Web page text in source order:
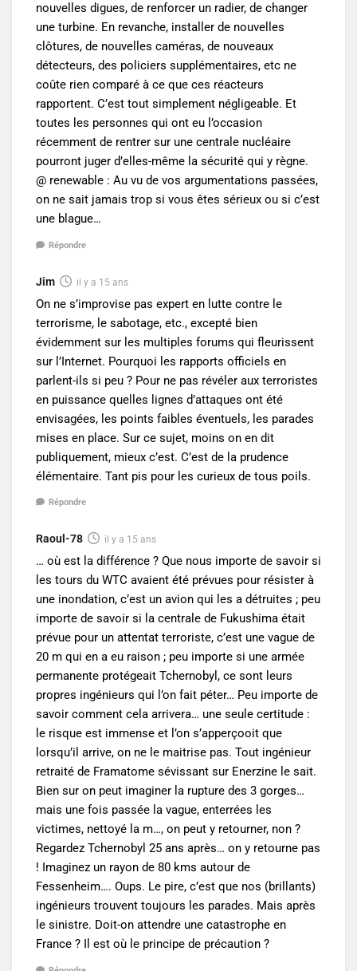
nouvelles digues, de renforcer un radier, de changer
une turbine. En revanche, installer de nouvelles
clôtures, de nouvelles caméras, de nouveaux
détecteurs, des policiers supplémentaires, etc ne
coûte rien comparé à ce que ces réacteurs
rapportent. C’est tout simplement négligeable. Et
toutes les personnes qui ont eu l’occasion
récemment de rentrer sur une centrale nucléaire
pourront juger d’elles-même la sécurité qui y règne.
@ renewable : Au vu de vos argumentations passées,
on ne sait jamais trop si vous êtes sérieux ou si c’est
une blague…
Répondre
Jim il y a 15 ans
On ne s’improvise pas expert en lutte contre le
terrorisme, le sabotage, etc., excepté bien
évidemment sur les multiples forums qui fleurissent
sur l’Internet. Pourquoi les rapports officiels en
parlent-ils si peu ? Pour ne pas révéler aux terroristes
en puissance quelles lignes d’attaques ont été
envisagées, les points faibles éventuels, les parades
mises en place. Sur ce sujet, moins on en dit
publiquement, mieux c’est. C’est de la prudence
élémentaire. Tant pis pour les curieux de tous poils.
Répondre
Raoul-78 il y a 15 ans
… où est la différence ? Que nous importe de savoir si
les tours du WTC avaient été prévues pour résister à
une inondation, c’est un avion qui les a détruites ; peu
importe de savoir si la centrale de Fukushima était
prévue pour un attentat terroriste, c’est une vague de
20 m qui en a eu raison ; peu importe si une armée
permanente protégeait Tchernobyl, ce sont leurs
propres ingénieurs qui l’on fait péter… Peu importe de
savoir comment cela arrivera… une seule certitude :
le risque est immense et l’on s’apperçooit que
lorsqu’il arrive, on ne le maitrise pas. Tout ingénieur
retraité de Framatome sévissant sur Enerzine le sait.
Bien sur on peut imaginer la rupture des 3 gorges…
mais une fois passée la vague, enterrées les
victimes, nettoyé la m…, on peut y retourner, non ?
Regardez Tchernobyl 25 ans après… on y retourne pas
! Imaginez un rayon de 80 kms autour de
Fessenheim…. Oups. Le pire, c’est que nos (brillants)
ingénieurs trouvent toujours les parades. Mais après
le sinistre. Doit-on attendre une catastrophe en
France ? Il est où le principe de précaution ?